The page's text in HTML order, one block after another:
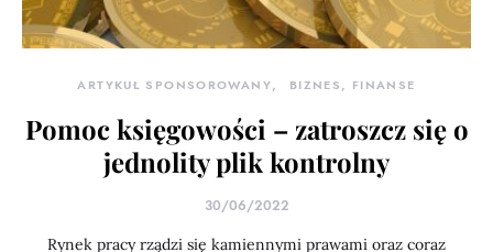
ARTYKUŁ SPONSOROWANY BIZNES, FINANSE
Pomoc księgowości – zatroszcz się o
jednolity plik kontrolny
30/06/2022
Rynek pracy rządzi się kamiennymi prawami oraz coraz